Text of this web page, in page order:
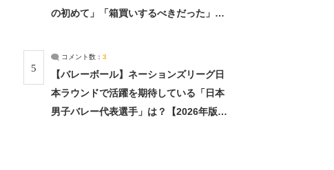
の初めて」「箱買いするべきだった」
5
コメント数： 3
【バレーボール】ネーションズリーグ日
本ラウンドで活躍を期待している「日本
男子バレー代表選手」は？【2026年版・